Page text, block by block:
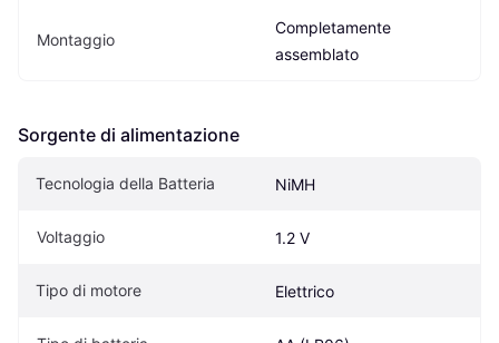
Montaggio
Completamente
assemblato
Sorgente di alimentazione
Tecnologia della Batteria NiMH
Voltaggio 1.2 V
Tipo di motore Elettrico